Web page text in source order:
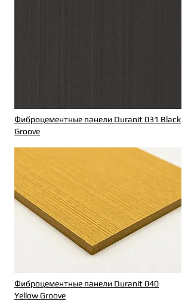
Фиброцементные панели Duranit 031 Black
Groove
Фиброцементные панели Duranit 040
Yellow Groove